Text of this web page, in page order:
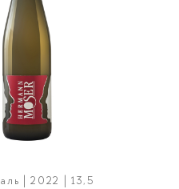
| 2022 | 13,5